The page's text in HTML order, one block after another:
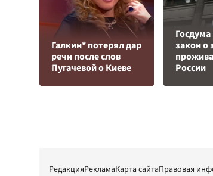
Галкин* потерял дар
речи после слов
Пугачевой о Киеве
закон о
России
РедакцияРекламаКарта сайтаПравовая